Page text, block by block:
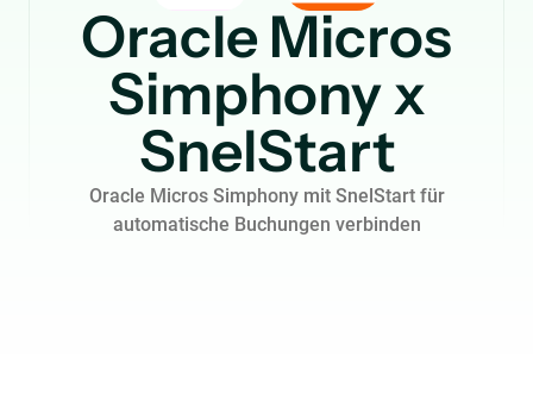
Oracle Micros
Simphony x
SnelStart
Oracle Micros Simphony mit SnelStart für
automatische Buchungen verbinden